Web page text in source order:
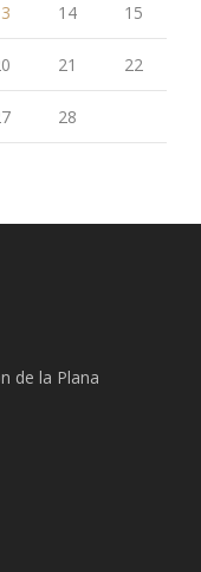
14 15
21 22
28
de la Plana